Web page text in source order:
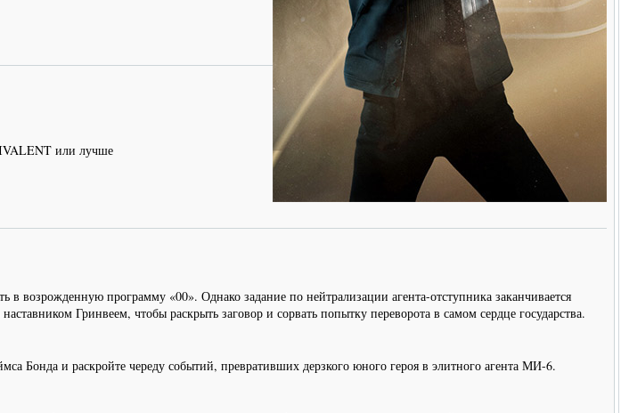
или лучше
программу «00». Однако задание по нейтрализации агента-отступника заканчивается
Гринвеем, чтобы раскрыть заговор и сорвать попытку переворота в самом сердце государства.
Бонда и раскройте череду событий, превративших дерзкого юного героя в элитного агента МИ-6.